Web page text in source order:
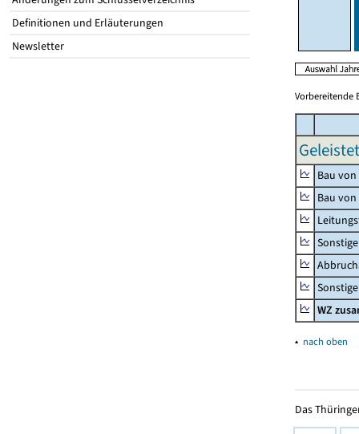
Definitionen und Erläuterungen
Newsletter
Vorbereitende
Bau
Bau
WZ
▴ nach oben
Das